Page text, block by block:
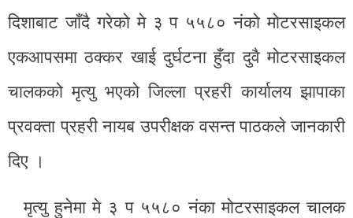
दिशाबाट जाँदै गरेको मे ३ प ५५८० नंको मोटरसाइकल
एकआपसमा ठक्कर खाई दुर्घटना हुँदा दुवै मोटरसाइकल
चालकको मृत्यु भएको जिल्ला प्रहरी कार्यालय झापाका
प्रवक्ता प्रहरी नायब उपरीक्षक वसन्त पाठकले जानकारी
दिए ।
मृत्यु हुनेमा मे ३ प ५५८० नंका मोटरसाइकल चालक